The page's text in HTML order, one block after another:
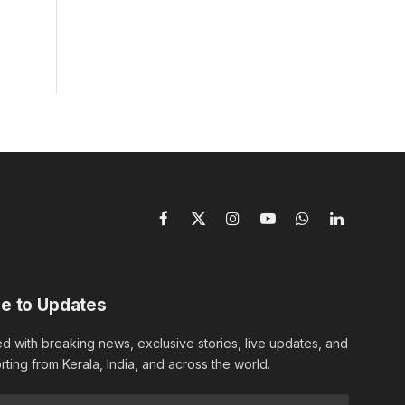
Facebook
X
InstagramYouTubeWhatsAppLinkedIn
to Updates
with breaking news, exclusive stories, live updates, and
from Kerala, India, and across the world.